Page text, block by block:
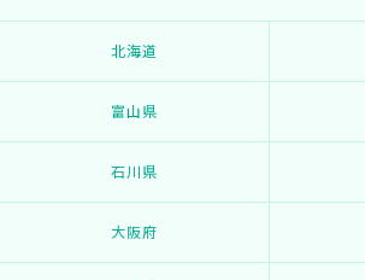
北海道
富山県
石川県
大阪府